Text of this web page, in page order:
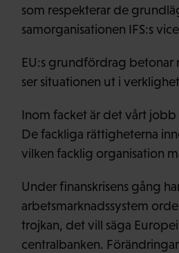
som respekterar de
samorganisationen IFS:s
EU:s grundfördrag betonar
ser situationen ut i
Inom facket är det vårt
De fackliga rättigheterna
vilken facklig organisation
Under finanskrisens gång
arbetsmarknadssystem
trojkan, det vill säga
centralbanken.